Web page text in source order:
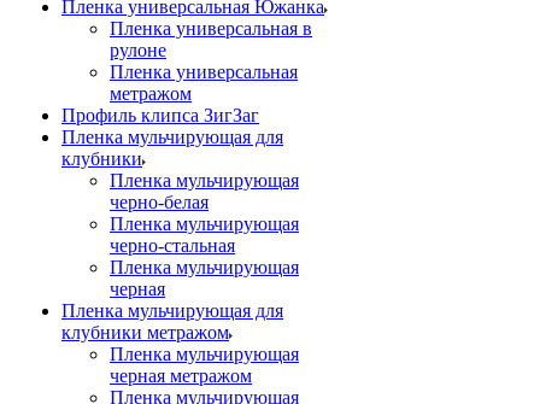
Пленка универсальная Южанка
Пленка универсальная в
рулоне
Пленка универсальная
метражом
Профиль клипса ЗигЗаг
Пленка мульчирующая для
клубники
Пленка мульчирующая
черно-белая
Пленка мульчирующая
черно-стальная
Пленка мульчирующая
черная
Пленка мульчирующая для
клубники метражом
Пленка мульчирующая
черная метражом
Пленка мульчирующая